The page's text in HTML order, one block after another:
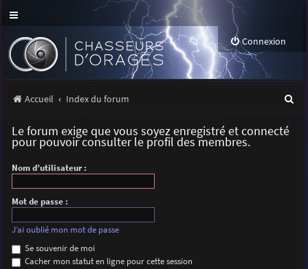
Connexion
Accueil Index du forum
Le forum exige que vous soyez enregistré et connecté
pour pouvoir consulter le profil des membres.
Nom d’utilisateur :
Mot de passe :
J’ai oublié mon mot de passe
Se souvenir de moi
Cacher mon statut en ligne pour cette session